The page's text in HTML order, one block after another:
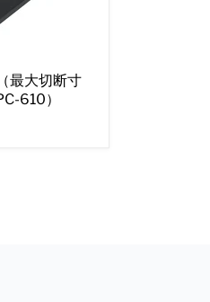
最大切断寸
610）